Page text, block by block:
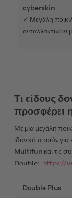
cyberskin
✓ Μεγάλη
ανταλλακτικών
Τι είδους
προσφέρει η
Με μια μεγάλη
ιδανικό προϊόν για
Multifun και τις
Double:
https://
Double Plus